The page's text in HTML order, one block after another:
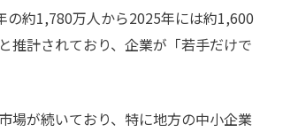
約1,780万人から2025年には約1,600
推計されており、企業が「若手だけで
場が続いており、特に地方の中小企業